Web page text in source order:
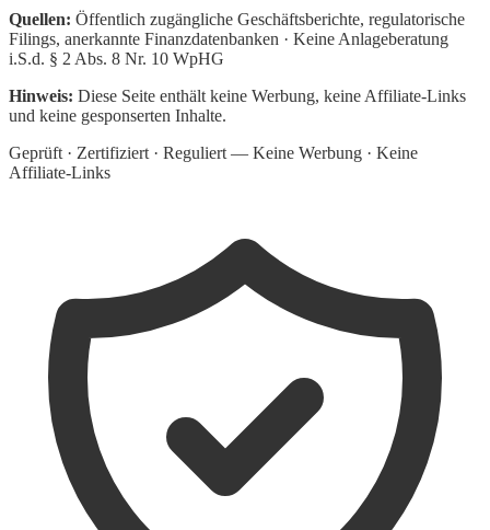
Quellen: Öffentlich zugängliche Geschäftsberichte, regulatorische
Filings, anerkannte Finanzdatenbanken · Keine Anlageberatung
i.S.d. § 2 Abs. 8 Nr. 10 WpHG
Hinweis: Diese Seite enthält keine Werbung, keine Affiliate-Links
und keine gesponserten Inhalte.
Geprüft · Zertifiziert · Reguliert — Keine Werbung · Keine
Affiliate-Links